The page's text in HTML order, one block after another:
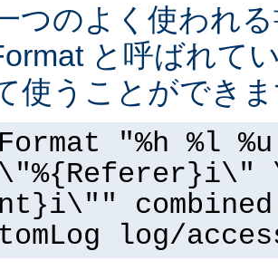
つのよく使われ
と呼ばれて
使うことができ
"%h %l
\"%{Referer}i\"
combined
log/